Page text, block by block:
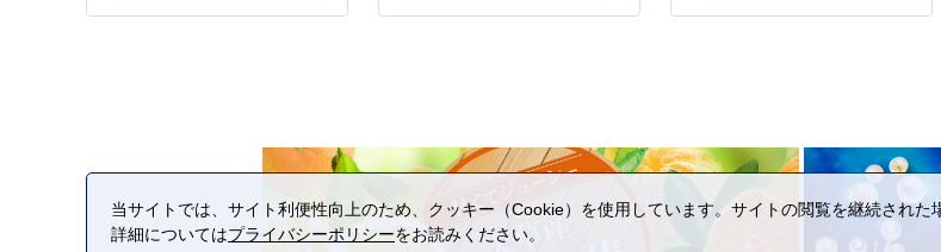
当サイトでは、サイト利便性向上のため、クッキー（Cookie）を使用しています。サイトの閲覧を継続された
詳細についてはプライバシーポリシーをお読みください。